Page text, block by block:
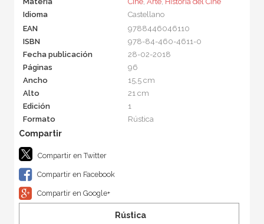
Idioma
Castellano
EAN
9788446046110
ISBN
978-84-460-4611-0
Fecha publicación
28-02-2018
Páginas
96
Ancho
15,5 cm
Alto
21 cm
Edición
1
Formato
Rústica
Compartir en Twitter
Compartir en Facebook
Compartir en Google+
Rústica